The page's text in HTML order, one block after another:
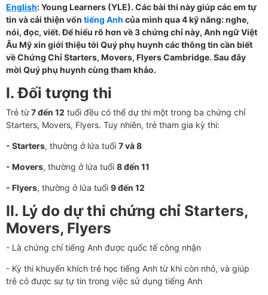
English: Young Learners (YLE). Các bài thi này giúp các em tự
tin và cải thiện vốn tiếng Anh của mình qua 4 kỹ năng: nghe,
nói, đọc, viết. Để hiểu rõ hơn về 3 chứng chỉ này, Anh ngữ Việt
Âu Mỹ xin giới thiệu tới Quý phụ huynh các thông tin cần biết
về Chứng Chỉ Starters, Movers, Flyers Cambridge. Sau đây
mời Quý phụ huynh cùng tham khảo.
I.Đối tượng thi
Trẻ từ7 đến 12 tuổi đều có thể dự thi một trong ba chứng chỉ
Starters, Movers, Flyers. Tuy nhiên, trẻ tham gia kỳ thi:
- Starters, thường ở lứa tuổi 7 và 8
- Movers, thường ở lứa tuổi 8 đến 11
- Flyers, thường ở lứa tuổi 9 đến 12
II. Lý do dự thi chứng chỉ Starters,
Movers, Flyers
- Là chứng chỉ tiếng Anh được quốc tế công nhận
- Kỳ thi khuyến khích trẻ học tiếng Anh từ khi còn nhỏ, và giúp
trẻ có được sự tự tin trong việc sử dụng tiếng Anh